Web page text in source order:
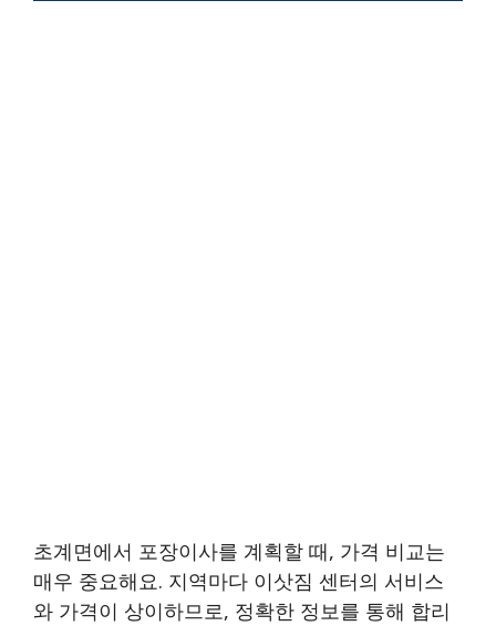
초계면에서 포장이사를 계획할 때, 가격 비교는
매우 중요해요. 지역마다 이삿짐 센터의 서비스
와 가격이 상이하므로, 정확한 정보를 통해 합리